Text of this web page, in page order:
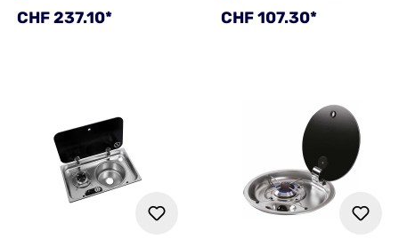
Regulärer Preis:
CHF 237.10* Regulärer Preis:
CHF 107.30*